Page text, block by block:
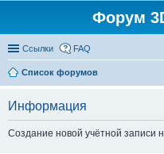
Форум
Ссылки FAQ
Список форумов
Информация
Создание новой учётной записи